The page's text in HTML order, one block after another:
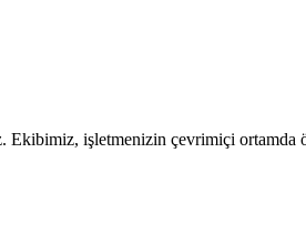
işletmenizin çevrimiçi ortamda